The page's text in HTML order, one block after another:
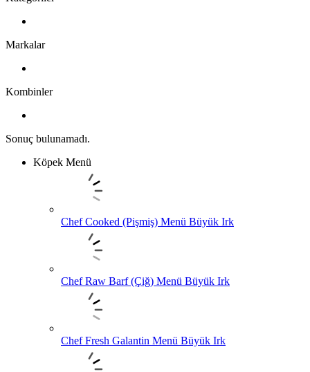
Markalar
Kombinler
Sonuç bulunamadı.
Köpek Menü
Chef Cooked (Pişmiş) Menü Büyük Irk
Chef Raw Barf (Çiğ) Menü Büyük Irk
Chef Fresh Galantin Menü Büyük Irk